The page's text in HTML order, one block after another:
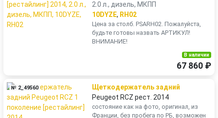
2.0 л., дизель, МКПП
10DYZE, RH02
Цена за столб. PSARH02. Пожалуйста,
будьте готовы назвать АРТИКУЛ!
ВНИМАНИЕ!
В наличии
67 860 ₽
№ 2_49560
Щеткодержатель задний
Peugeot RCZ рест. 2014
состояние как на фото, оригинал, из
Франции, без пробега по РБ, возможен